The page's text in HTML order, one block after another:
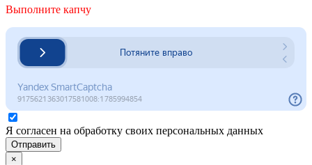
Выполните капчу
Я согласен на обработку своих персональных данных
Отправить
×